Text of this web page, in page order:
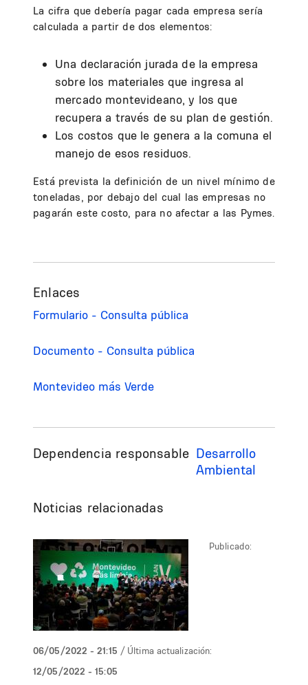
La cifra que debería pagar cada empresa sería
calculada a partir de dos elementos:
Una declaración jurada de la empresa
sobre los materiales que ingresa al
mercado montevideano, y los que
recupera a través de su plan de gestión.
Los costos que le genera a la comuna el
manejo de esos residuos.
Está prevista la definición de un nivel mínimo de
toneladas, por debajo del cual las empresas no
pagarán este costo, para no afectar a las Pymes.
Enlaces
Formulario - Consulta pública
Documento - Consulta pública
Montevideo más Verde
Dependencia responsable Desarrollo
Ambiental
Noticias relacionadas
Publicado:
06/05/2022 - 21:15 / Última actualización:
12/05/2022 - 15:05